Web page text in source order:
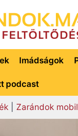
Imádságok
podcast
| Zarándok